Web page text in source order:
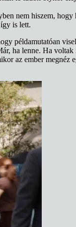
nem hiszem,
is lett.
példamutatóan
ha lenne. Ha
az ember